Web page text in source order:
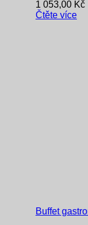
1 053,00 Kč
Čtěte více
Buffet